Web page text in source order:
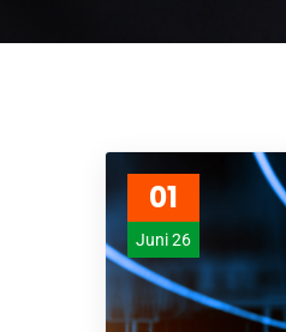
01
Juni 26